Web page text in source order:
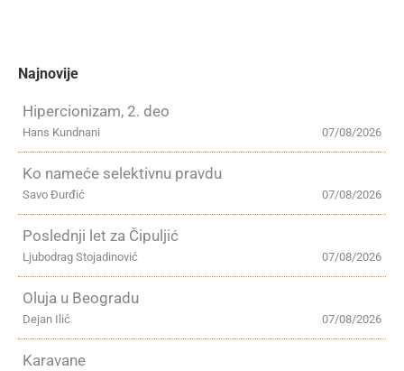
Najnovije
Hipercionizam, 2. deo
07/08/2026
Hans Kundnani
Ko nameće selektivnu pravdu
07/08/2026
Savo Đurđić
Poslednji let za Čipuljić
07/08/2026
Ljubodrag Stojadinović
Oluja u Beogradu
07/08/2026
Dejan Ilić
Karavane